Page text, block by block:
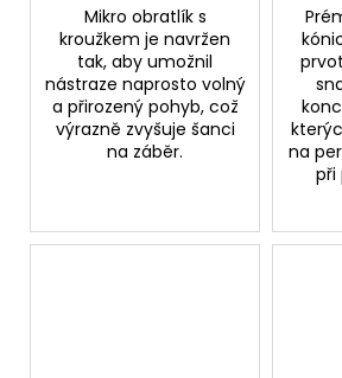
Mikro obratlík s
kroužkem je navržen
tak, aby umožnil
nástraze naprosto volný
a přirozený pohyb, což
výrazně zvyšuje šanci
na záběr.
na
při